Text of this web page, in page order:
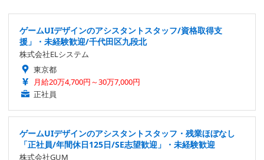
ゲームUIデザインのアシスタントスタッフ/資格取得支
援」・未経験歓迎/千代田区九段北
株式会社ELシステム
東京都
月給20万4,700円～30万7,000円
正社員
ゲームUIデザインのアシスタントスタッフ・残業ほぼなし
「正社員/年間休日125日/SE志望歓迎」・未経験歓迎
株式会社GUM